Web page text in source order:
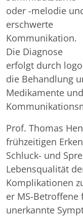
oder -melodie
erschwerte
Kommunikation.
Die Diagnose
erfolgt durch
die Behandlung
Medikamente
Prof. Thomas
frühzeitigen
Schluck- und
Lebensqualität
Komplikationen
er MS-
unerkannte